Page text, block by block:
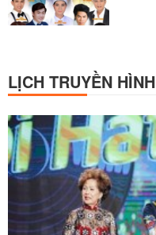
LỊCH TRUYỀN HÌNH